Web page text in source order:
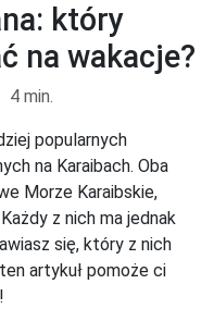
który
na wakacje?
4 min.
popularnych
na Karaibach. Oba
Morze Karaibskie,
z nich ma jednak
się, który z nich
artykuł pomoże ci